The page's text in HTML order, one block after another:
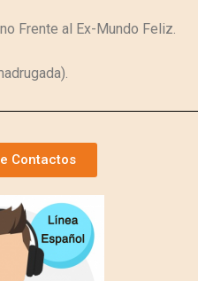
Frente al Ex-Mundo Feliz.
Contactos